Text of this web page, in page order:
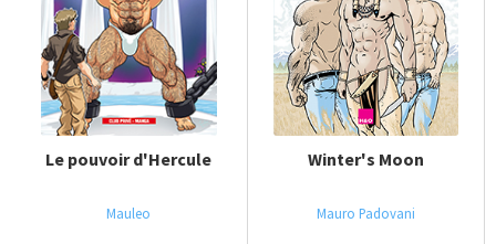
Le pouvoir d'Hercule
Mauleo
Winter's Moon
Mauro Padovani